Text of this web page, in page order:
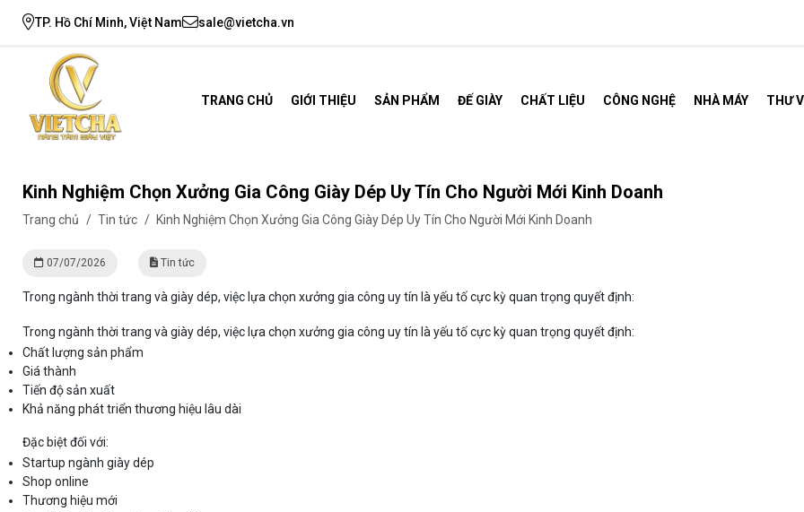
TP. Hồ Chí Minh, Việt Nam sale@vietcha.vn
TRANG CHỦ GIỚI THIỆU SẢN PHẨM ĐẾ GIÀY CHẤT LIỆU CÔNG NGHỆ NHÀ MÁY THƯ
Kinh Nghiệm Chọn Xưởng Gia Công Giày Dép Uy Tín Cho Người Mới Kinh Doanh
Trang chủ / Tin tức / Kinh Nghiệm Chọn Xưởng Gia Công Giày Dép Uy Tín Cho Người Mới Kinh Doanh
07/07/2026 Tin tức
Trong ngành thời trang và giày dép, việc lựa chọn xưởng gia công uy tín là yếu tố cực kỳ quan trọng quyết định:
Trong ngành thời trang và giày dép, việc lựa chọn xưởng gia công uy tín là yếu tố cực kỳ quan trọng quyết định:
Chất lượng sản phẩm
Giá thành
Tiến độ sản xuất
Khả năng phát triển thương hiệu lâu dài
Đặc biệt đối với:
Startup ngành giày dép
Shop online
Thương hiệu mới